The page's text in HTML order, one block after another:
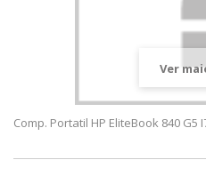
Ver
Comp. Portatil HP EliteBook 840 G5